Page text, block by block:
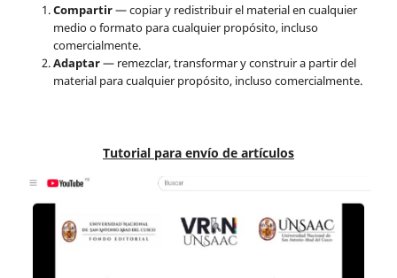
Compartir— copiar y redistribuir el material en cualquier
medio o formato para cualquier propósito, incluso
comercialmente.
Adaptar— remezclar, transformar y construir a partir del
material para cualquier propósito, incluso comercialmente.
Tutorial para envío de artículos